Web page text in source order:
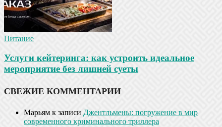
Питание
Услуги кейтеринга: как устроить идеальное
мероприятие без лишней суеты
СВЕЖИЕ КОММЕНТАРИИ
Марьям к записи Джентльмены: погружение в мир
современного криминального триллера